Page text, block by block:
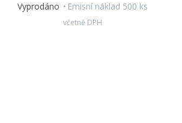
Vyprodáno
Emisní náklad 500 ks
včetně DPH